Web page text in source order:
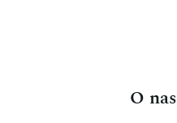
O nas